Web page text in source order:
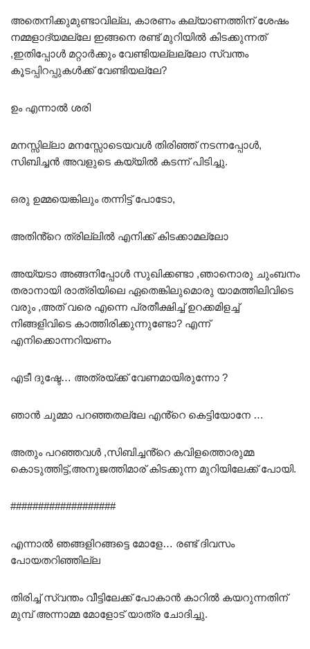
അതെനിക്കുമുണ്ടാവില്ല, കാരണം കല്യാണത്തിന് ശേഷം
നമ്മളാദ്യമല്ലേ ഇങ്ങനെ രണ്ട് മുറിയിൽ കിടക്കുന്നത്
,ഇതിപ്പോൾ മറ്റാർക്കും വേണ്ടിയല്ലല്ലോ സ്വന്തം
കൂടപ്പിറപ്പുകൾക്ക് വേണ്ടിയല്ലേ?
ഉം എന്നാൽ ശരി
മനസ്സില്ലാ മനസ്സോടെയവൾ തിരിഞ്ഞ് നടന്നപ്പോൾ,
സിബിച്ചൻ അവളുടെ കയ്യിൽ കടന്ന് പിടിച്ചു.
ഒരു ഉമ്മയെങ്കിലും തന്നിട്ട് പോടോ,
അതിൻ്റെ ത്രില്ലിൽ എനിക്ക് കിടക്കാമല്ലോ
അയ്യടാ അങ്ങനിപ്പോൾ സുഖിക്കണ്ടാ ,ഞാനൊരു ചുംബനം
തരാനായി രാത്രിയിലെ ഏതെങ്കിലുമൊരു യാമത്തിലിവിടെ
വരും ,അത് വരെ എന്നെ പ്രതീക്ഷിച്ച് ഉറക്കമിളച്ച്
നിങ്ങളിവിടെ കാത്തിരിക്കുന്നുണ്ടോ? എന്ന്
എനിക്കൊന്നറിയണം
എടീ ദുഷ്ടേ… അത്രയ്ക്ക് വേണമായിരുന്നോ ?
ഞാൻ ചുമ്മാ പറഞ്ഞതല്ലേ എൻ്റെ കെട്ടിയോനേ …
അതും പറഞ്ഞവൾ ,സിബിച്ചൻ്റെ കവിളത്തൊരുമ്മ
കൊടുത്തിട്ട്,അനുജത്തിമാര് കിടക്കുന്ന മുറിയിലേക്ക് പോയി.
###################
എന്നാൽ ഞങ്ങളിറങ്ങട്ടെ മോളേ… രണ്ട് ദിവസം
പോയതറിഞ്ഞില്ല
തിരിച്ച് സ്വന്തം വീട്ടിലേക്ക് പോകാൻ കാറിൽ കയറുന്നതിന്
മുമ്പ് അന്നാമ്മ മോളോട് യാത്ര ചോദിച്ചു.